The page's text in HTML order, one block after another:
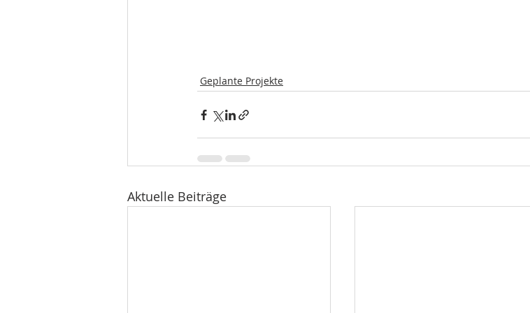
Geplante Projekte
Aktuelle Beiträge